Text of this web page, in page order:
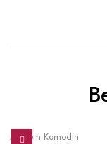
Sale
Modern Komodin